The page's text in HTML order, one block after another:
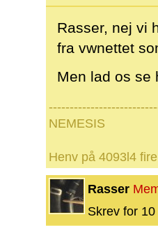
Rasser, nej vi
fra vwnettet
Men lad os se
NEMESIS
Henv på 4093l4
Rasser
Skrev for